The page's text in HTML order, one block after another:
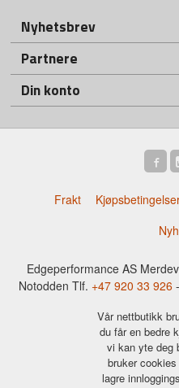
Nyhetsbrev
Partnere
Din konto
Frakt
Edgeperformance AS
Notodden Tlf. +47 920 33 926
Vår nettbutikk
du får en bedre
vi kan yte deg
bruker
lagre